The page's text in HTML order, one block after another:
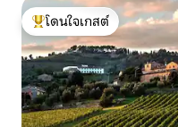
โดนใจเกสต์ที่สุด
โดนใจเกสต์